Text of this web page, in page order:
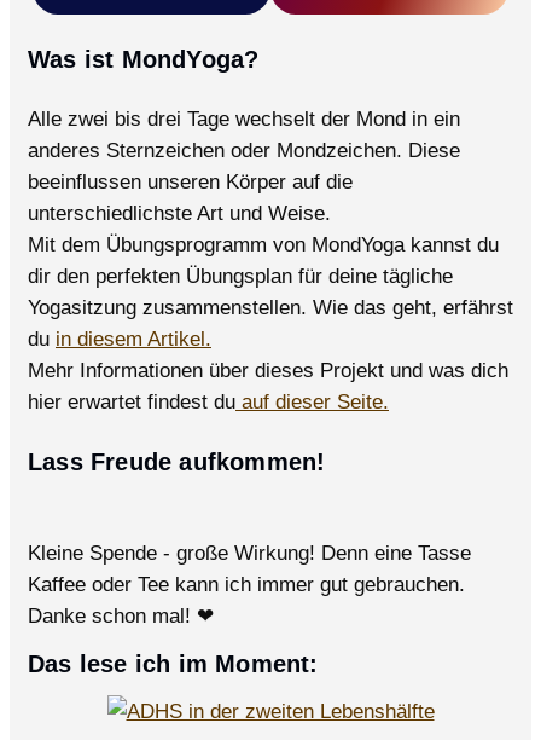
Was ist MondYoga?
Alle zwei bis drei Tage wechselt der Mond in ein
anderes Sternzeichen oder Mondzeichen. Diese
beeinflussen unseren Körper auf die
unterschiedlichste Art und Weise.
Mit dem Übungsprogramm von MondYoga kannst du
dir den perfekten Übungsplan für deine tägliche
Yogasitzung zusammenstellen. Wie das geht, erfährst
du in diesem Artikel.
Mehr Informationen über dieses Projekt und was dich
hier erwartet findest du auf dieser Seite.
Lass Freude aufkommen!
Kleine Spende - große Wirkung! Denn eine Tasse
Kaffee oder Tee kann ich immer gut gebrauchen.
Danke schon mal! ❤
Das lese ich im Moment: